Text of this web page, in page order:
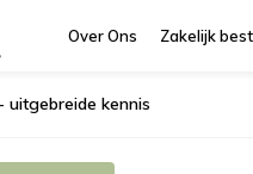
Over Ons Zakelijk
uitgebreide kennis